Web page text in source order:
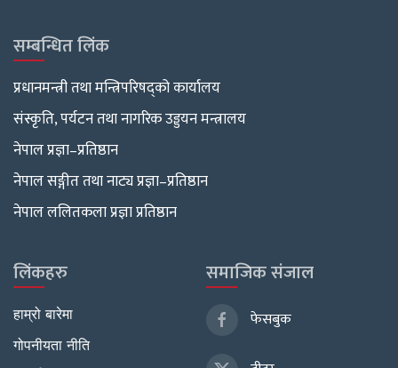
सम्बन्धित लिंक
प्रधानमन्त्री तथा मन्त्रिपरिषद्को कार्यालय
संस्कृति, पर्यटन तथा नागरिक उड्डयन मन्त्रालय
नेपाल प्रज्ञा–प्रतिष्ठान
नेपाल सङ्गीत तथा नाट्य प्रज्ञा–प्रतिष्ठान
नेपाल ललितकला प्रज्ञा प्रतिष्ठान
लिंकहरु
हाम्रो बारेमा
गोपनीयता नीति
समाजिक संजाल
फेसबुक